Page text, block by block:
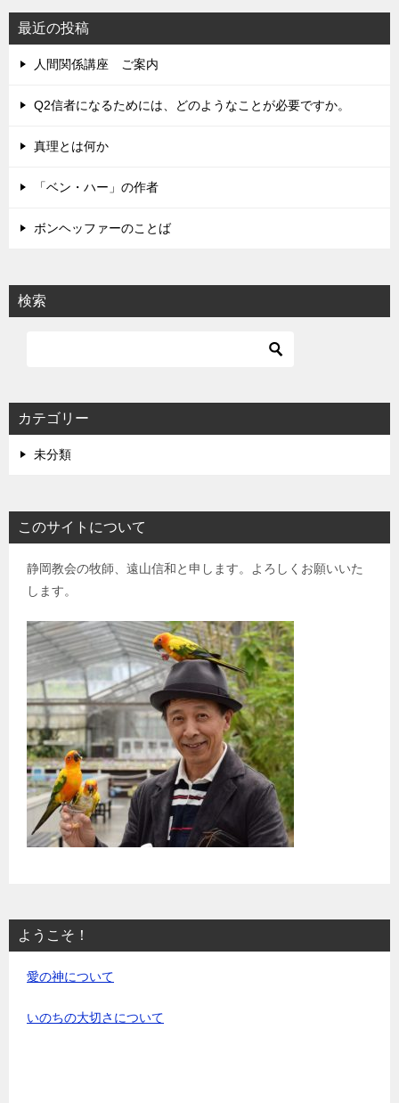
ビ
ゲ
ー
シ
最近の投稿
人間関係講座 ご案内
Q2信者になるためには、どのようなことが必要ですか。
真理とは何か
「ベン・ハー」の作者
ボンヘッファーのことば
検索
カテゴリー
未分類
このサイトについて
静岡教会の牧師、遠山信和と申します。よろしくお願いいた
します。
ようこそ！
愛の神について
いのちの大切さについて